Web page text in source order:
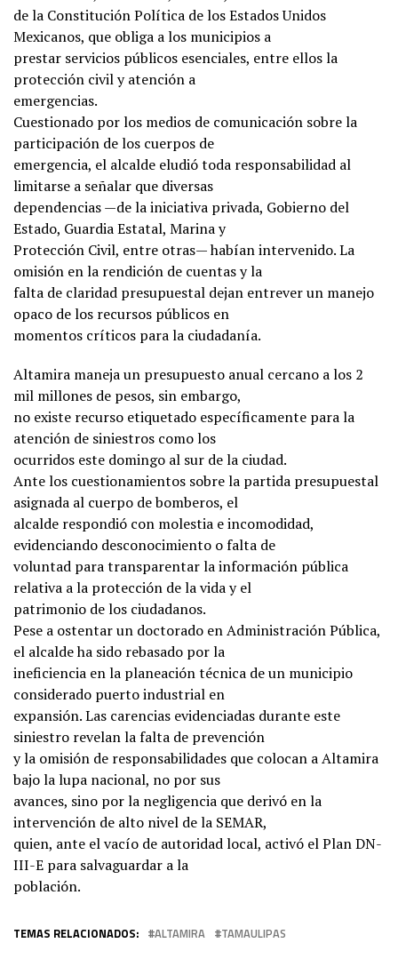
de la Constitución Política de los Estados Unidos
Mexicanos, que obliga a los municipios a
prestar servicios públicos esenciales, entre ellos la
protección civil y atención a
emergencias.
Cuestionado por los medios de comunicación sobre la
participación de los cuerpos de
emergencia, el alcalde eludió toda responsabilidad al
limitarse a señalar que diversas
dependencias —de la iniciativa privada, Gobierno del
Estado, Guardia Estatal, Marina y
Protección Civil, entre otras— habían intervenido. La
omisión en la rendición de cuentas y la
falta de claridad presupuestal dejan entrever un manejo
opaco de los recursos públicos en
momentos críticos para la ciudadanía.
Altamira maneja un presupuesto anual cercano a los 2
mil millones de pesos, sin embargo,
no existe recurso etiquetado específicamente para la
atención de siniestros como los
ocurridos este domingo al sur de la ciudad.
Ante los cuestionamientos sobre la partida presupuestal
asignada al cuerpo de bomberos, el
alcalde respondió con molestia e incomodidad,
evidenciando desconocimiento o falta de
voluntad para transparentar la información pública
relativa a la protección de la vida y el
patrimonio de los ciudadanos.
Pese a ostentar un doctorado en Administración Pública,
el alcalde ha sido rebasado por la
ineficiencia en la planeación técnica de un municipio
considerado puerto industrial en
expansión. Las carencias evidenciadas durante este
siniestro revelan la falta de prevención
y la omisión de responsabilidades que colocan a Altamira
bajo la lupa nacional, no por sus
avances, sino por la negligencia que derivó en la
intervención de alto nivel de la SEMAR,
quien, ante el vacío de autoridad local, activó el Plan DN-
III-E para salvaguardar a la
población.
TEMAS RELACIONADOS: ALTAMIRA TAMAULIPAS